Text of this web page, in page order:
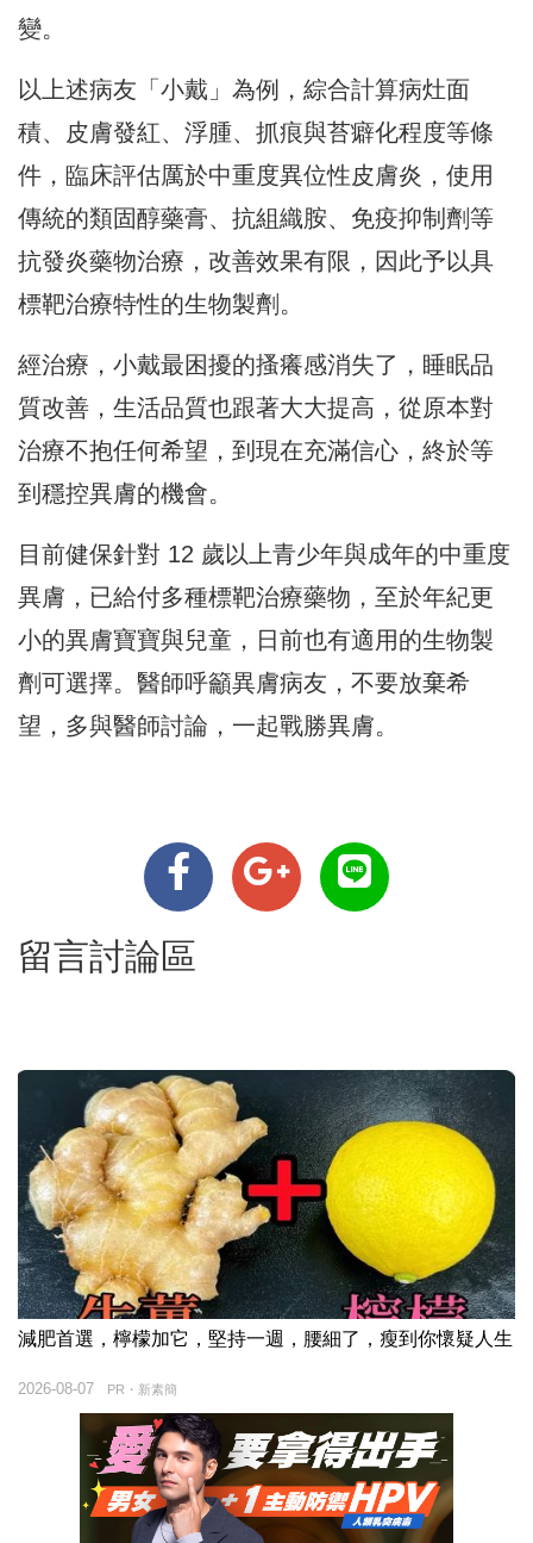
變。
以上述病友「小戴」為例，綜合計算病灶面
積、皮膚發紅、浮腫、抓痕與苔癖化程度等條
件，臨床評估厲於中重度異位性皮膚炎，使用
傳統的類固醇藥膏、抗組織胺、免疫抑制劑等
抗發炎藥物治療，改善效果有限，因此予以具
標靶治療特性的生物製劑。
經治療，小戴最困擾的搔癢感消失了，睡眠品
質改善，生活品質也跟著大大提高，從原本對
治療不抱任何希望，到現在充滿信心，終於等
到穩控異膚的機會。
目前健保針對 12 歲以上青少年與成年的中重度
異膚，已給付多種標靶治療藥物，至於年紀更
小的異膚寶寶與兒童，日前也有適用的生物製
劑可選擇。醫師呼籲異膚病友，不要放棄希
望，多與醫師討論，一起戰勝異膚。
留言討論區
減肥首選，檸檬加它，堅持一週，腰細了，瘦到你懷疑人生
PR・新素簡
2026-08-07